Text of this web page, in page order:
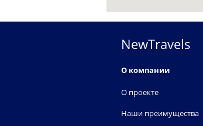
NewTravels
О компании
О проекте
Наши преимущества